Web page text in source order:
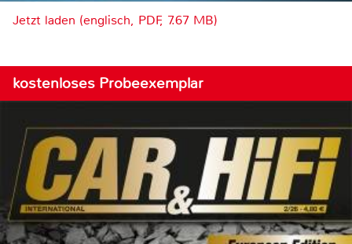
Jetzt laden (englisch, PDF, 7.67 MB)
kostenloses Probeexemplar